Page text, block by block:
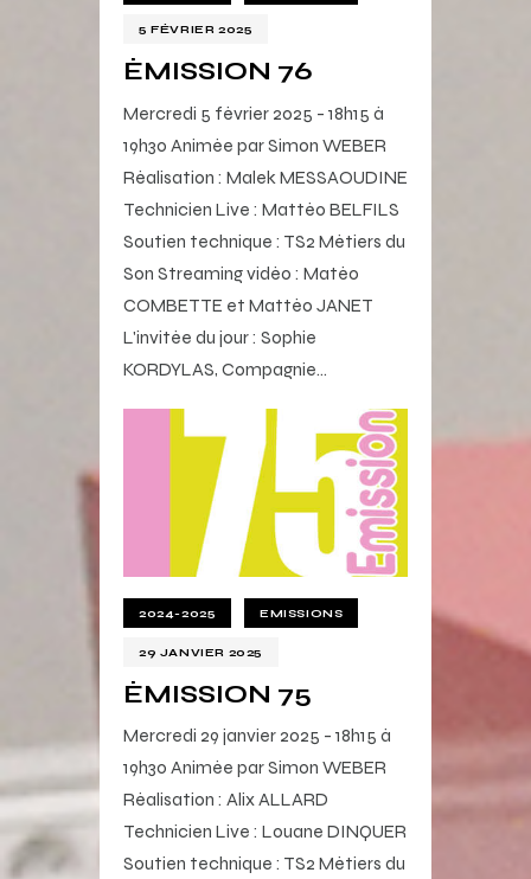
5 FÉVRIER 2025
ÉMISSION 76
Mercredi 5 février 2025 - 18h15 à
19h30 Animée par Simon WEBER
Réalisation : Malek MESSAOUDINE
Technicien Live : Mattéo BELFILS
Soutien technique : TS2 Métiers du
Son Streaming vidéo : Matéo
COMBETTE et Mattéo JANET
L'invitée du jour : Sophie
KORDYLAS, Compagnie…
2024-2025 EMISSIONS
29 JANVIER 2025
ÉMISSION 75
Mercredi 29 janvier 2025 - 18h15 à
19h30 Animée par Simon WEBER
Réalisation : Alix ALLARD
Technicien Live : Louane DINQUER
Soutien technique : TS2 Métiers du